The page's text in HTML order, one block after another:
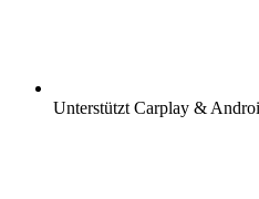
Unterstützt Carplay &